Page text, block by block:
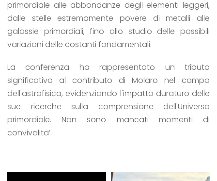
primordiale alle abbondanze degli elementi leggeri,
dalle stelle estremamente povere di metalli alle
galassie primordiali, fino allo studio delle possibili
variazioni delle costanti fondamentali.
La conferenza ha rappresentato un tributo
significativo al contributo di Molaro nel campo
dell'astrofisica, evidenziando l'impatto duraturo delle
sue ricerche sulla comprensione dell'Universo
primordiale. Non sono mancati momenti di
convivalita’.